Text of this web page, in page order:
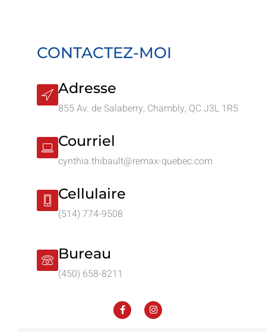
CONTACTEZ-MOI
Adresse
855 Av. de Salaberry, Chambly, QC J3L 1R5
Courriel
cynthia.thibault@remax-quebec.com
Cellulaire
(514) 774-9508
Bureau
(450) 658-8211